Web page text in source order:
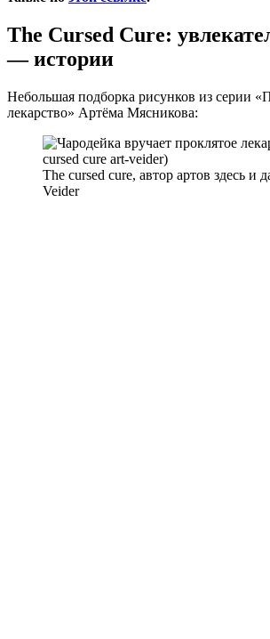
The Cursed Cure:
— истории
Небольшая подборка рисунков из серии
лекарство» Артёма Мясникова:
The cursed cure, автор артов здесь и
Veider